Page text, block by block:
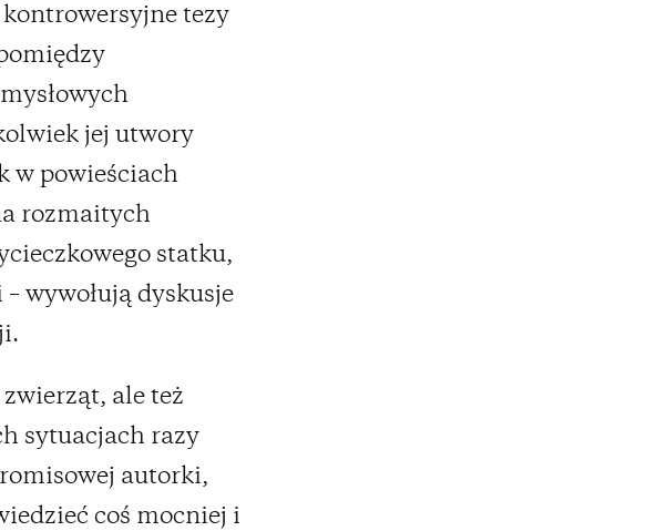
tezy
jej utwory
w powieściach
rozmaitych
statku,
wywołują dyskusje
ale też
sytuacjach razy
autorki,
coś mocniej i